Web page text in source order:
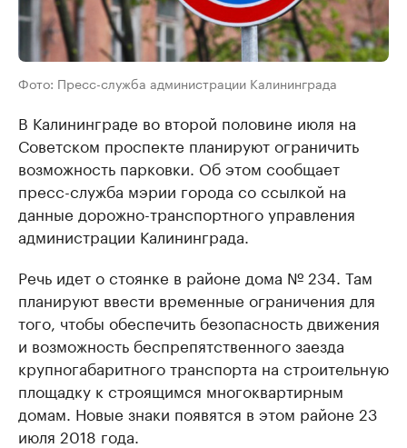
Фото: Пресс-служба администрации Калининграда
В Калининграде во второй половине июля на
Советском проспекте планируют ограничить
возможность парковки. Об этом сообщает
пресс-служба мэрии города со ссылкой на
данные дорожно-транспортного управления
администрации Калининграда.
Речь идет о стоянке в районе дома № 234. Там
планируют ввести временные ограничения для
того, чтобы обеспечить безопасность движения
и возможность беспрепятственного заезда
крупногабаритного транспорта на строительную
площадку к строящимся многоквартирным
домам. Новые знаки появятся в этом районе 23
июля 2018 года.